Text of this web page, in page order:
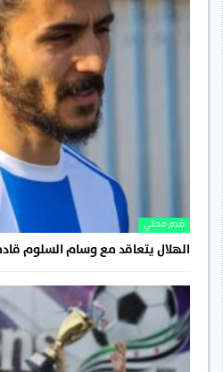
قدم محلي
الهلال يتعاقد مع وسام السلوم